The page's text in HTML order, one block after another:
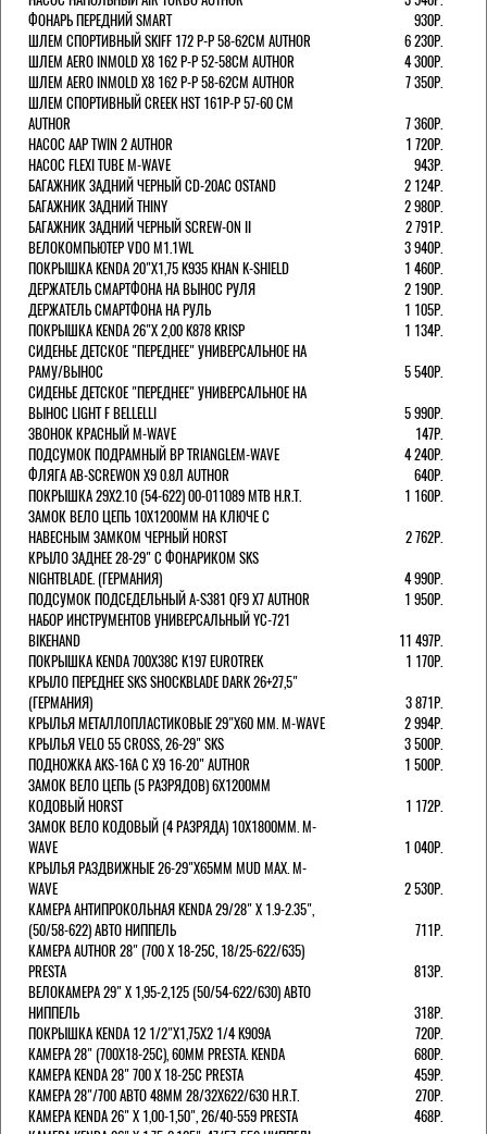
ФОНАРЬ ПЕРЕДНИЙ SMART
930Р.
ШЛЕМ СПОРТИВНЫЙ SKIFF 172 Р-Р 58-62СМ AUTHOR
6 230Р.
ШЛЕМ AERO INMOLD X8 162 Р-Р 52-58СМ AUTHOR
4 300Р.
ШЛЕМ AERO INMOLD X8 162 Р-Р 58-62СМ AUTHOR
7 350Р.
ШЛЕМ СПОРТИВНЫЙ CREEK HST 161Р-Р 57-60 СМ
AUTHOR
7 360Р.
НАСОС AAP TWIN 2 AUTHOR
1 720Р.
НАСОС FLEXI TUBE M-WAVE
943Р.
БАГАЖНИК ЗАДНИЙ ЧЕРНЫЙ СD-20AC OSTAND
2 124Р.
БАГАЖНИК ЗАДНИЙ THINY
2 980Р.
БАГАЖНИК ЗАДНИЙ ЧЕРНЫЙ SCREW-ON II
2 791Р.
ВЕЛОКОМПЬЮТЕР VDO M1.1WL
3 940Р.
ПОКРЫШКА KENDA 20"Х1,75 K935 KHAN K-SHIELD
1 460Р.
ДЕРЖАТЕЛЬ СМАРТФОНА НА ВЫНОС РУЛЯ
2 190Р.
ДЕРЖАТЕЛЬ СМАРТФОНА НА РУЛЬ
1 105Р.
ПОКРЫШКА KENDA 26"Х 2,00 K878 KRISP
1 134Р.
СИДЕНЬЕ ДЕТСКОЕ "ПЕРЕДНЕЕ" УНИВЕРСАЛЬНОЕ НА
РАМУ/ВЫНОС
5 540Р.
СИДЕНЬЕ ДЕТСКОЕ "ПЕРЕДНЕЕ" УНИВЕРСАЛЬНОЕ НА
ВЫНОС LIGHT F BELLELLI
5 990Р.
ЗВОНОК КРАСНЫЙ M-WAVE
147Р.
ПОДСУМОК ПОДРАМНЫЙ BP TRIANGLEM-WAVE
4 240Р.
ФЛЯГА AB-SCREWON X9 0.8Л AUTHOR
640Р.
ПОКРЫШКА 29X2.10 (54-622) 00-011089 MTB H.R.T.
1 160Р.
ЗАМОК ВЕЛО ЦЕПЬ 10Х1200ММ НА КЛЮЧЕ С
НАВЕСНЫМ ЗАМКОМ ЧЕРНЫЙ HORST
2 762Р.
КРЫЛО ЗАДНЕЕ 28-29" С ФОНАРИКОМ SKS
NIGHTBLADE. (ГЕРМАНИЯ)
4 990Р.
ПОДСУМОК ПОДСЕДЕЛЬНЫЙ A-S381 QF9 X7 AUTHOR
1 950Р.
НАБОР ИНСТРУМЕНТОВ УНИВЕРСАЛЬНЫЙ YC-721
BIKEHAND
11 497Р.
ПОКРЫШКА KENDA 700Х38С K197 EUROTREK
1 170Р.
КРЫЛО ПЕРЕДНЕЕ SKS SHOCKBLADE DARK 26+27,5"
(ГЕРМАНИЯ)
3 871Р.
КРЫЛЬЯ МЕТАЛЛОПЛАСТИКОВЫЕ 29"Х60 ММ. M-WAVE
2 994Р.
КРЫЛЬЯ VELO 55 CROSS, 26-29" SKS
3 500Р.
ПОДНОЖКА AKS-16A C X9 16-20" AUTHOR
1 500Р.
ЗАМОК ВЕЛО ЦЕПЬ (5 РАЗРЯДОВ) 6Х1200ММ
КОДОВЫЙ HORST
1 172Р.
ЗАМОК ВЕЛО КОДОВЫЙ (4 РАЗРЯДА) 10Х1800ММ. M-
WAVE
1 040Р.
КРЫЛЬЯ РАЗДВИЖНЫЕ 26-29"Х65ММ MUD MAX. M-
WAVE
2 530Р.
КАМЕРА АНТИПРОКОЛЬНАЯ KENDA 29/28" Х 1.9-2.35",
(50/58-622) АВТО НИППЕЛЬ
711Р.
КАМЕРА AUTHOR 28" (700 Х 18-25С, 18/25-622/635)
PRESTA
813Р.
ВЕЛОКАМЕРА 29" X 1,95-2,125 (50/54-622/630) АВТО
НИППЕЛЬ
318Р.
ПОКРЫШКА KENDA 12 1/2"Х1,75X2 1/4 K909A
720Р.
КАМЕРА 28" (700Х18-25С), 60ММ PRESTA. KENDA
680Р.
КАМЕРА KENDA 28" 700 Х 18-25С PRESTA
459Р.
КАМЕРА 28"/700 АВТО 48ММ 28/32Х622/630 H.R.T.
270Р.
КАМЕРА KENDA 26" Х 1,00-1,50", 26/40-559 PRESTA
468Р.